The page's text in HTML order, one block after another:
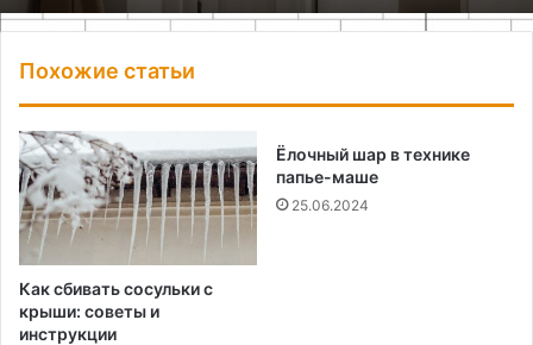
Похожие статьи
Как сбивать сосульки с
крыши: советы и
инструкции
Ёлочный шар в технике
папье-маше
25.06.2024